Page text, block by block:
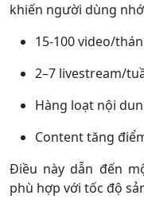
khiến người dùng
15-100 video/
2–7 livestream/
Hàng loạt nội
Content tăng
Điều này dẫn đến
phù hợp với tốc độ